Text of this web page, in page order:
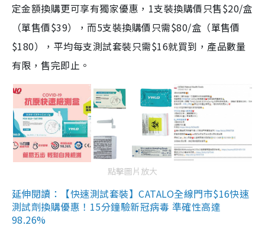
定金額換購更可享有獨家優惠，1支裝換購價只售$20/盒
（單售價$39），而5支裝換購價只需$80/盒（單售價
$180），平均每支測試套裝只需$16就買到，產品數量
有限，售完即止。
點擊圖片放大
延伸閱讀：【快速測試套裝】CATALO全線門市$16快速
測試劑換購優惠！15分鐘驗新冠病毒 準確性高達
98.26%